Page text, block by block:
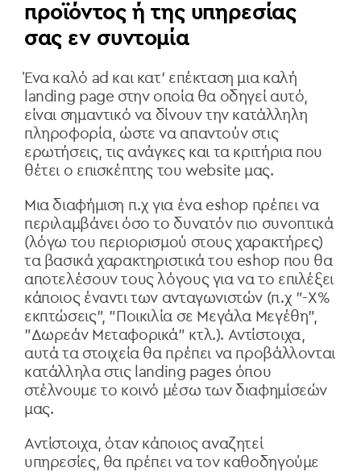
προϊόντος ή της υπηρεσίας
σας εν συντομία
Ένα καλό ad και κατ’ επέκταση μια καλή
landing page στην οποία θα οδηγεί αυτό,
είναι σημαντικό να δίνουν την κατάλληλη
πληροφορία, ώστε να απαντούν στις
ερωτήσεις, τις ανάγκες και τα κριτήρια που
θέτει ο επισκέπτης του website μας.
Μια διαφήμιση π.χ για ένα eshop πρέπει να
περιλαμβάνει όσο το δυνατόν πιο συνοπτικά
(λόγω του περιορισμού στους χαρακτήρες)
τα βασικά χαρακτηριστικά του eshop που θα
αποτελέσουν τους λόγους για να το επιλέξει
κάποιος έναντι των ανταγωνιστών (π.χ "-Χ%
εκπτώσεις", "Ποικιλία σε Μεγάλα Μεγέθη",
"Δωρεάν Μεταφορικά" κτλ.). Αντίστοιχα,
αυτά τα στοιχεία θα πρέπει να προβάλλονται
κατάλληλα στις landing pages όπου
στέλνουμε το κοινό μέσω των διαφημίσεών
μας.
Αντίστοιχα, όταν κάποιος αναζητεί
υπηρεσίες, θα πρέπει να τον καθοδηγούμε